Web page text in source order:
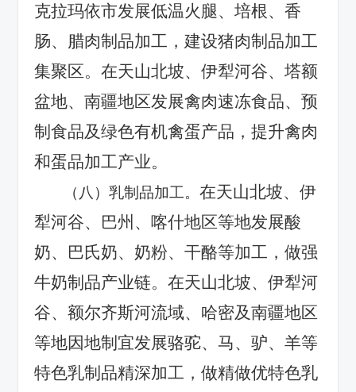
克拉玛依市发展低温火腿、培根、香
肠、腊肉制品加工，建设猪肉制品加工
集聚区。在天山北坡、伊犁河谷、塔额
盆地、南疆地区发展禽肉速冻食品、预
制食品及绿色有机禽蛋产品，提升禽肉
和蛋品加工产业。
（八）乳制品加工。在天山北坡、伊
犁河谷、巴州、喀什地区等地发展酸
奶、巴氏奶、奶粉、干酪等加工，做强
牛奶制品产业链。在天山北坡、伊犁河
谷、额尔齐斯河流域、哈密及南疆地区
等地因地制宜发展骆驼、马、驴、羊等
特色乳制品精深加工，做精做优特色乳